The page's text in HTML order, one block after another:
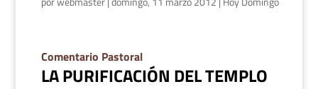
Comentario Pastoral
LA PURIFICACIÓN DEL TEMPLO